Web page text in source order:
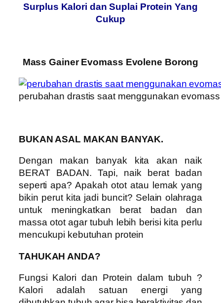
Surplus Kalori dan Suplai Protein Yang
Cukup
Mass Gainer Evomass Evolene Borong
perubahan drastis saat menggunakan evomass
BUKAN ASAL MAKAN BANYAK.
Dengan makan banyak kita akan naik
BERAT BADAN. Tapi, naik berat badan
seperti apa? Apakah otot atau lemak yang
bikin perut kita jadi buncit? Selain olahraga
untuk meningkatkan berat badan dan
massa otot agar tubuh lebih berisi kita perlu
mencukupi kebutuhan protein
TAHUKAH ANDA?
Fungsi Kalori dan Protein dalam tubuh ?
Kalori adalah satuan energi yang